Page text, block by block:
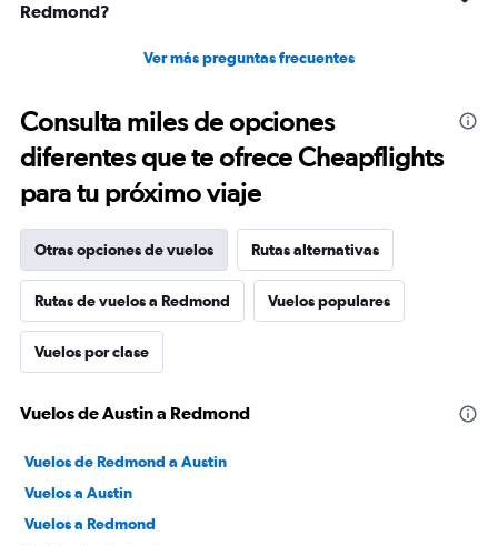
Redmond?
Ver más preguntas frecuentes
Consulta miles de opciones
diferentes que te ofrece Cheapflights
para tu próximo viaje
Otras opciones de vuelos Rutas alternativas
Rutas de vuelos a Redmond Vuelos populares
Vuelos por clase
Vuelos de Austin a Redmond
Vuelos de Redmond a Austin
Vuelos a Austin
Vuelos a Redmond